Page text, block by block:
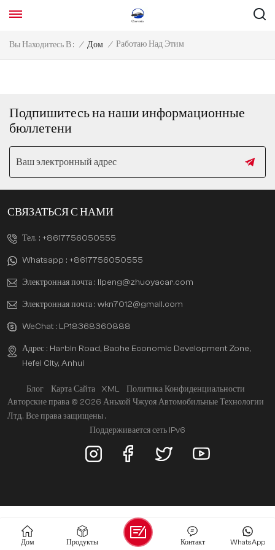
Вы Находитесь В : / Дом / Работаю Над Этим
Подпишитесь на наши информационные
бюллетени
СВЯЗАТЬСЯ С НАМИ
Тел. : +8617756050555
Whatsapp : +8617756050555
Электронная почта : lipeng@zhuoyacar.com
Электронная почта : wkn7012@gmail.com
WeChat : LP18368360888
Адрес : Harbin Road, Baohe Economic Development Zone,
Hefei City, Anhui
Блог Карта Сайта XML
Политика Конфиденциальности
Авторские права © 2026 Аньхой Чжуоя Автомобильные Технологии
Лтд.. Все права защищены .
Поддерживается сеть IPv6
Дом Продукты WhatsApp
Контакт